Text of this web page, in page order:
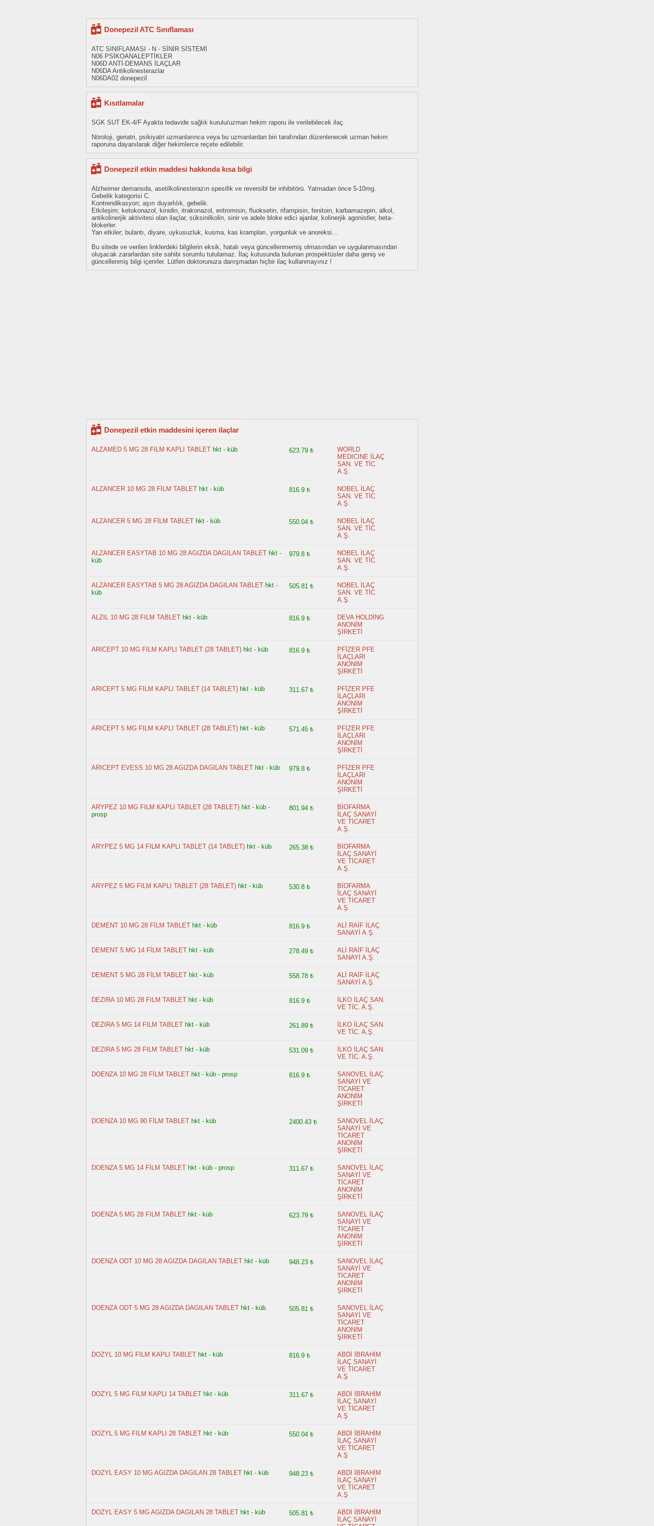
Donepezil ATC Sınıflaması
ATC SINIFLAMASI - N - SİNİR SİSTEMİ
N06 PSİKOANALEPTİKLER
N06D ANTİ-DEMANS İLAÇLAR
N06DA Antikolinesterazlar
N06DA02 donepezil
Kısıtlamalar
SGK SUT EK-4/F Ayakta tedavide sağlık kurulu/uzman hekim raporu ile verilebilecek ilaç.
Nöroloji, geriatri, psikiyatri uzmanlarınca veya bu uzmanlardan biri tarafından düzenlenecek uzman hekim
raporuna dayanılarak diğer hekimlerce reçete edilebilir.
Donepezil etkin maddesi hakkında kısa bilgi
Alzheimer demansda, asetilkolinesterazın spesifik ve reversibl bir inhibitörü. Yatmadan önce 5-10mg.
Gebelik kategorisi C.
Kontrendikasyon; aşırı duyarlılık, gebelik.
Etkileşim; ketokonazol, kinidin, itrakonazol, eritromisin, fluoksetin, rifampisin, fenitoin, karbamazepin, alkol,
antikolinerjik aktivitesi olan ilaçlar, süksinilkolin, sinir ve adele bloke edici ajanlar, kolinerjik agonistler, beta-
blokerler.
Yan etkiler; bulantı, diyare, uykusuzluk, kusma, kas krampları, yorgunluk ve anoreksi...
Bu sitede ve verilen linklerdeki bilgilerin eksik, hatalı veya güncellenmemiş olmasından ve uygulanmasından
oluşacak zararlardan site sahibi sorumlu tutulamaz. İlaç kutusunda bulunan prospektüsler daha geniş ve
güncellenmiş bilgi içerirler. Lütfen doktorunuza danışmadan hiçbir ilaç kullanmayınız !
Donepezil etkin maddesini içeren ilaçlar
ALZAMED 5 MG 28 FILM KAPLI TABLET hkt - küb 623.79 ₺
WORLD
MEDICINE İLAÇ
SAN. VE TİC.
A.Ş.
ALZANCER 10 MG 28 FİLM TABLET hkt - küb 816.9 ₺
NOBEL İLAÇ
SAN. VE TİC.
A.Ş.
ALZANCER 5 MG 28 FİLM TABLET hkt - küb 550.04 ₺
NOBEL İLAÇ
SAN. VE TİC.
A.Ş.
ALZANCER EASYTAB 10 MG 28 AGIZDA DAGILAN TABLET hkt -
küb
979.8 ₺
NOBEL İLAÇ
SAN. VE TİC.
A.Ş.
ALZANCER EASYTAB 5 MG 28 AGIZDA DAGILAN TABLET hkt -
küb
505.81 ₺
NOBEL İLAÇ
SAN. VE TİC.
A.Ş.
ALZIL 10 MG 28 FILM TABLET hkt - küb 816.9 ₺
DEVA HOLDİNG
ANONİM
ŞİRKETİ
ARICEPT 10 MG FILM KAPLI TABLET (28 TABLET) hkt - küb 816.9 ₺
PFİZER PFE
İLAÇLARI
ANONİM
ŞİRKETİ
ARICEPT 5 MG FILM KAPLI TABLET (14 TABLET) hkt - küb 311.67 ₺
PFİZER PFE
İLAÇLARI
ANONİM
ŞİRKETİ
ARICEPT 5 MG FILM KAPLI TABLET (28 TABLET) hkt - küb 571.45 ₺
PFİZER PFE
İLAÇLARI
ANONİM
ŞİRKETİ
ARICEPT EVESS 10 MG 28 AGIZDA DAGILAN TABLET hkt - küb 979.8 ₺
PFİZER PFE
İLAÇLARI
ANONİM
ŞİRKETİ
ARYPEZ 10 MG FILM KAPLI TABLET (28 TABLET) hkt - küb -
prosp
801.94 ₺
BİOFARMA
İLAÇ SANAYİ
VE TİCARET
A.Ş.
ARYPEZ 5 MG 14 FILM KAPLI TABLET (14 TABLET) hkt - küb 265.38 ₺
BİOFARMA
İLAÇ SANAYİ
VE TİCARET
A.Ş.
ARYPEZ 5 MG FILM KAPLI TABLET (28 TABLET) hkt - küb 530.8 ₺
BİOFARMA
İLAÇ SANAYİ
VE TİCARET
A.Ş.
DEMENT 10 MG 28 FİLM TABLET hkt - küb 816.9 ₺
ALİ RAİF İLAÇ
SANAYİ A.Ş.
DEMENT 5 MG 14 FİLM TABLET hkt - küb 278.49 ₺
ALİ RAİF İLAÇ
SANAYİ A.Ş.
DEMENT 5 MG 28 FİLM TABLET hkt - küb 558.78 ₺
ALİ RAİF İLAÇ
SANAYİ A.Ş.
DEZIRA 10 MG 28 FILM TABLET hkt - küb 816.9 ₺
İLKO İLAÇ SAN.
VE TİC. A.Ş.
DEZIRA 5 MG 14 FILM TABLET hkt - küb 261.89 ₺
İLKO İLAÇ SAN.
VE TİC. A.Ş.
DEZIRA 5 MG 28 FILM TABLET hkt - küb 531.09 ₺
İLKO İLAÇ SAN.
VE TİC. A.Ş.
DOENZA 10 MG 28 FİLM TABLET hkt - küb - prosp 816.9 ₺
SANOVEL İLAÇ
SANAYİ VE
TİCARET
ANONİM
ŞİRKETİ
DOENZA 10 MG 90 FİLM TABLET hkt - küb 2400.43 ₺
SANOVEL İLAÇ
SANAYİ VE
TİCARET
ANONİM
ŞİRKETİ
DOENZA 5 MG 14 FİLM TABLET hkt - küb - prosp 311.67 ₺
SANOVEL İLAÇ
SANAYİ VE
TİCARET
ANONİM
ŞİRKETİ
DOENZA 5 MG 28 FILM TABLET hkt - küb 623.79 ₺
SANOVEL İLAÇ
SANAYİ VE
TİCARET
ANONİM
ŞİRKETİ
DOENZA ODT 10 MG 28 AGIZDA DAGILAN TABLET hkt - küb 948.23 ₺
SANOVEL İLAÇ
SANAYİ VE
TİCARET
ANONİM
ŞİRKETİ
DOENZA ODT 5 MG 28 AGIZDA DAGILAN TABLET hkt - küb 505.81 ₺
SANOVEL İLAÇ
SANAYİ VE
TİCARET
ANONİM
ŞİRKETİ
DOZYL 10 MG FILM KAPLI TABLET hkt - küb 816.9 ₺
ABDİ İBRAHİM
İLAÇ SANAYİ
VE TİCARET
A.Ş
DOZYL 5 MG FILM KAPLI 14 TABLET hkt - küb 311.67 ₺
ABDİ İBRAHİM
İLAÇ SANAYİ
VE TİCARET
A.Ş
DOZYL 5 MG FILM KAPLI 28 TABLET hkt - küb 550.04 ₺
ABDİ İBRAHİM
İLAÇ SANAYİ
VE TİCARET
A.Ş
DOZYL EASY 10 MG AGIZDA DAGILAN 28 TABLET hkt - küb 948.23 ₺
ABDİ İBRAHİM
İLAÇ SANAYİ
VE TİCARET
A.Ş
DOZYL EASY 5 MG AGIZDA DAGILAN 28 TABLET hkt - küb 505.81 ₺
ABDİ İBRAHİM
İLAÇ SANAYİ